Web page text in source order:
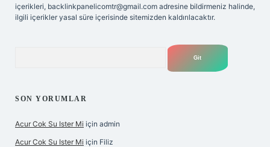
içerikleri, backlinkpanelicomtr@gmail.com adresine bildirmeniz halinde,
ilgili içerikler yasal süre içerisinde sitemizden kaldırılacaktır.
SON YORUMLAR
Acur Cok Su Ister Mi için admin
Acur Cok Su Ister Mi için Filiz